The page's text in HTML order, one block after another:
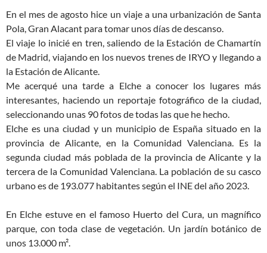
En el mes de agosto hice un viaje a una urbani­zación de Santa
Pola, Gran Alacant para tomar unos días de descanso.
El viaje lo inicié en tren, saliendo de la Estación de Chamartín
de Madrid, viajando en los nuevos trenes de IRYO y llegando a
la Estación de Alicante.
Me acerqué una tarde a Elche a conocer los lugares más
interesantes, haciendo un reportaje fotográfico de la ciudad,
seleccionando unas 90 fotos de todas las que he hecho.
Elche es una ciudad y un municipio de España situado en la
provincia de Alicante, en la Comunidad Valenciana. Es la
segunda ciudad más poblada de la provincia de Alicante y la
tercera de la Comunidad Valenciana. La población de su casco
urbano es de 193.077 habitantes según el INE del año 2023.
En Elche estuve en el famoso Huerto del Cura, un magnífico
parque, con toda clase de vegetación. Un jardín botánico de
unos 13.000 m².